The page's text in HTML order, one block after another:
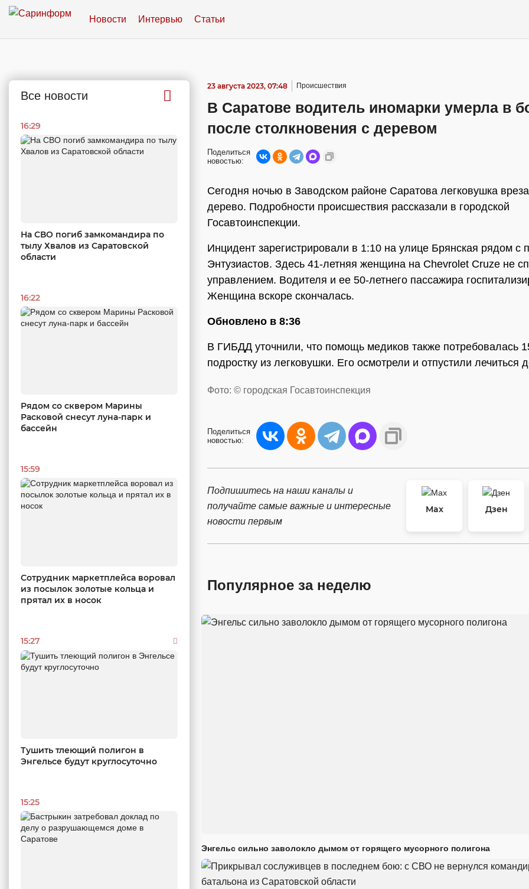
Новости Интервью Статьи
Все новости
16:29
На СВО погиб замкомандира по
тылу Хвалов из Саратовской
области
16:22
Рядом со сквером Марины
Расковой снесут луна-парк и
бассейн
15:59
Сотрудник маркетплейса воровал
из посылок золотые кольца и
прятал их в носок
15:27
Тушить тлеющий полигон в
Энгельсе будут круглосуточно
15:25
23 августа 2023, 07:48 Происшествия
В Саратове водитель иномарки умерла в
после столкновения с деревом
Поделиться
новостью:
Сегодня ночью в Заводском районе Саратова легковушка
дерево. Подробности происшествия рассказали в городской
Госавтоинспекции.
Инцидент зарегистрировали в 1:10 на улице Брянская рядом с
Энтузиастов. Здесь 41-летняя женщина на Chevrolet Cruze не
управлением. Водителя и ее 50-летнего пассажира
Женщина вскоре скончалась.
Обновлено в 8:36
В ГИБДД уточнили, что помощь медиков также потребовалась
подростку из легковушки. Его осмотрели и отпустили лечиться
Фото: © городская Госавтоинспекция
Поделиться
новостью:
Подпишитесь на наши каналы и
получайте самые важные и интересные
новости первым
Max
Дзен
Популярное за неделю
Энгельс сильно заволокло дымом от горящего мусорного полигона